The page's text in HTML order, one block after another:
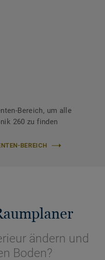
Bereich, um alle
260 zu finden
BEREICH
ändern und
Boden?